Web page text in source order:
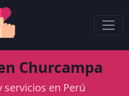
Churcampa
servicios en Perú